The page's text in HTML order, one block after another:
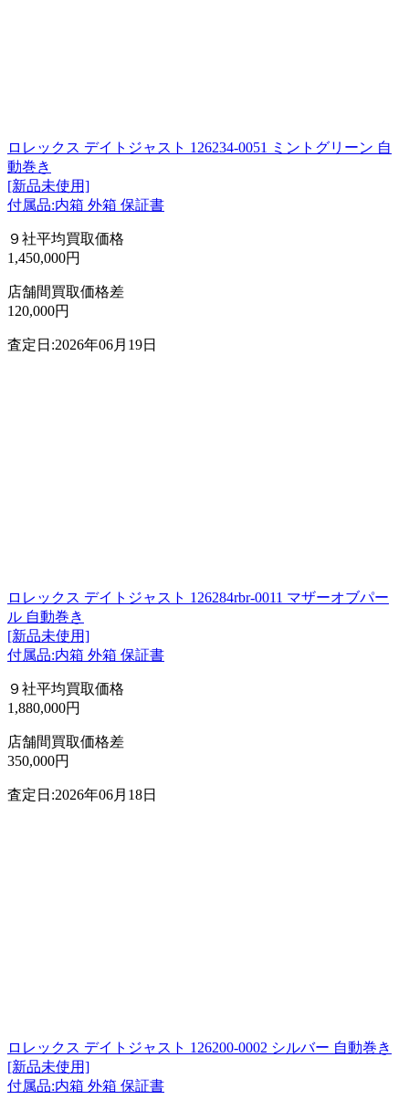
ロレックス デイトジャスト 126234-0051 ミントグリーン 自
動巻き
[新品未使用]
付属品:内箱 外箱 保証書
９社平均買取価格
1,450,000円
店舗間買取価格差
120,000円
査定日:2026年06月19日
ロレックス デイトジャスト 126284rbr-0011 マザーオブパー
ル 自動巻き
[新品未使用]
付属品:内箱 外箱 保証書
９社平均買取価格
1,880,000円
店舗間買取価格差
350,000円
査定日:2026年06月18日
ロレックス デイトジャスト 126200-0002 シルバー 自動巻き
[新品未使用]
付属品:内箱 外箱 保証書